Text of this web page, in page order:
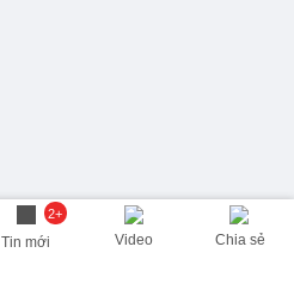
2+
Tin mới Video Chia sẻ